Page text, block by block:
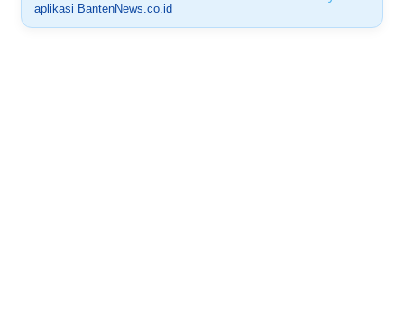
aplikasi BantenNews.co.id